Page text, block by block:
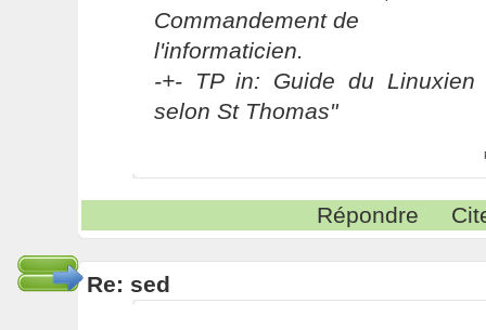
Commandement de
l'informaticien.
-+- TP in: Guide du Linuxien
selon St Thomas"
Répondre
Re: sed